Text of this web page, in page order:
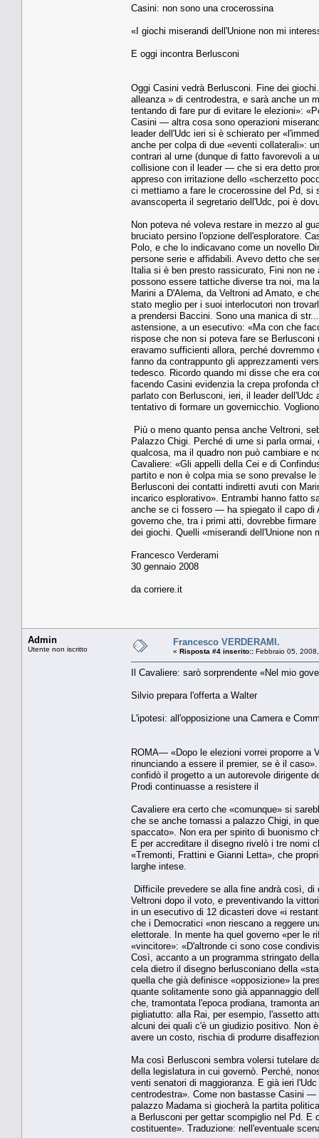
Casini: non sono una crocerossina
«I giochi miserandi dell'Unione non mi
E oggi incontra Berlusconi
Oggi Casini vedrà Berlusconi. Fine dei
alleanza » di centrodestra, e sarà anche un
tentando di fare pur di evitare le elezioni»:
Casini — altra cosa sono operazioni
leader dell'Udc ieri si è schierato per
anche per colpa di due «eventi collaterali»:
contrari al urne (dunque di fatto favorevoli a
collisione con il leader — che si era detto
appreso con irritazione dello «scherzetto
ci mettiamo a fare le crocerossine del Pd, si
avanscoperta il segretario dell'Udc, poi è
Non poteva né voleva restare in mezzo al
bruciato persino l'opzione dell'esploratore.
Polo, e che lo indicavano come un novello
persone serie e affidabili. Avevo detto che
Italia si è ben presto rassicurato, Fini non
possono essere tattiche diverse tra noi, ma
Marini a D'Alema, da Veltroni ad Amato, e
stato meglio per i suoi interlocutori non
a prendersi Baccini. Sono una manica di
astensione, a un esecutivo: «Ma con che
rispose che non si poteva fare se
eravamo sufficienti allora, perché
fanno da contrappunto gli apprezzamenti
tedesco. Ricordo quando mi disse che era
facendo Casini evidenzia la crepa profonda
parlato con Berlusconi, ieri, il leader
tentativo di formare un governicchio.
Più o meno quanto pensa anche Veltroni,
Palazzo Chigi. Perché di urne si parla
qualcosa, ma il quadro non può cambiare e
Cavaliere: «Gli appelli della Cei e di
partito e non è colpa mia se sono prevalse
Berlusconi dei contatti indiretti avuti con
incarico esplorativo». Entrambi hanno fatto
anche se ci fossero — ha spiegato il capo di
governo che, tra i primi atti, dovrebbe
dei giochi. Quelli «miserandi dell'Unione non
Francesco Verderami
30 gennaio 2008
da corriere.it
Admin
Utente non iscritto
Francesco VERDERAMI.
« Risposta #4 inserito:: Febbraio 05,
Il Cavaliere: sarò sorprendente «Nel mio
Silvio prepara l'offerta a Walter
L'ipotesi: all'opposizione una Camera e
ROMA— «Dopo le elezioni vorrei proporre a
rinunciando a essere il premier, se è il
confidò il progetto a un autorevole dirigente
Prodi continuasse a resistere il
Cavaliere era certo che «comunque» si
che se anche tornassi a palazzo Chigi, in
spaccato». Non era per spirito di buonismo
E per accreditare il disegno rivelò i tre nomi
«Tremonti, Frattini e Gianni Letta», che
larghe intese.
Difficile prevedere se alla fine andrà così,
Veltroni dopo il voto, e preventivando la
in un esecutivo di 12 dicasteri dove «i
che i Democratici «non riescano a reggere
elettorale. In mente ha quel governo «per le
«vincitore»: «D'altronde ci sono cose
Così, accanto a un programma stringato
cela dietro il disegno berlusconiano della
quella che già definisce «opposizione» la
quante solitamente sono già appannaggio
che, tramontata l'epoca prodiana, tramonta
pigliatutto: alla Rai, per esempio, l'assetto
alcuni dei quali c'è un giudizio positivo. Non
avere un costo, rischia di produrre
Ma così Berlusconi sembra volersi tutelare
della legislatura in cui governò. Perché,
venti senatori di maggioranza. E già ieri
centrodestra». Come non bastasse Casini
palazzo Madama si giocherà la partita
a Berlusconi per gettar scompiglio nel Pd. E
costituente». Traduzione: nell'eventuale